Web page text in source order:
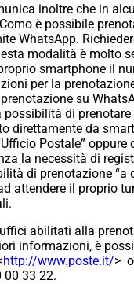
inoltre che in
è possibile
WhatsApp.
modalità è molto
smartphone il
per la
su
possibilità di
direttamente da
Postale”
la necessità di
di prenotazione “a
attendere il proprio
abilitati alla
informazioni, è
http://www.poste.it/>
00 33 22.